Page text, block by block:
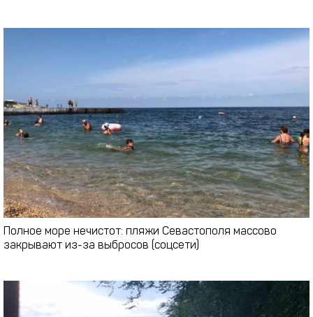
Полное море нечистот: пляжи Севастополя массово
закрывают из-за выбросов (соцсети)